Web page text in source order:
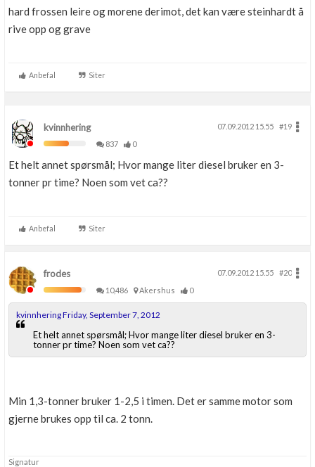
hard frossen leire og morene derimot, det kan være steinhardt å
rive opp og grave
Anbefal Siter
kvinnhering 07.09.2012 15.55
#19
837
0
Et helt annet spørsmål; Hvor mange liter diesel bruker en 3-
tonner pr time? Noen som vet ca??
Anbefal Siter
frodes 07.09.2012 15.55
#20
10,486
Akershus 0
kvinnhering Friday, September 7, 2012
Et helt annet spørsmål; Hvor mange liter diesel bruker en 3-
tonner pr time? Noen som vet ca??
Min 1,3-tonner bruker 1-2,5 i timen. Det er samme motor som
gjerne brukes opp til ca. 2 tonn.
Signatur